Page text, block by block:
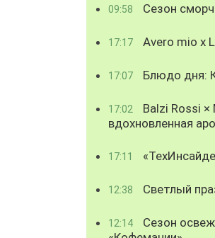
09:58 Сезон
17:17 Avero mio x
17:07 Блюдо дня:
17:02
Balzi Rossi
вдохновленная
17:11
12:38 Светлый
12:14
Сезон